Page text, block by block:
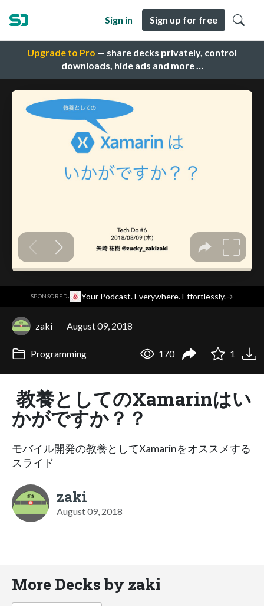
Upgrade to Pro — share decks privately, control
downloads, hide ads and more …
Sign in Sign up for free
SPONSORED· Your Podcast. Everywhere. Effortlessly.→
zaki August 09, 2018
Programming 170 1
教養としてのXamarinはい
かがですか？？
モバイル開発の教養としてXamarinをオススメする
スライド
zaki
August 09, 2018
More Decks by zaki